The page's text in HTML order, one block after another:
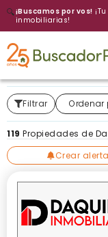
🔍¡Buscamos por vos!
inmobiliarias!
Volver a
Filtrar Ordenar
Más
119 Propiedades de
Crear alerta